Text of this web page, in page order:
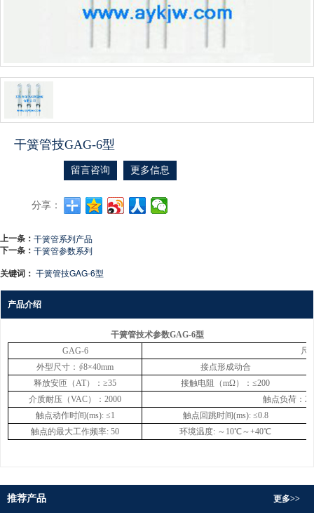
干簧管技GAG-6型
留言咨询 更多信息
分享：
上一条： 干簧管系列产品
下一条： 干簧管参数系列
关键词： 干簧管技GAG-6型
产品介绍
干簧管技术参数GAG-6型
GAG-6
尺
外型尺寸：∮8×40mm
接点形成动合
释放安匝（AT）：≥35
接触电阻（mΩ）：≤200
介质耐压（VAC）：2000
触点负荷：
触点动作时间(ms): ≤1
触点回跳时间(ms): ≤0.8
触点的最大工作频率: 50
环境温度: ～10℃～+40℃
推荐产品 更多>>